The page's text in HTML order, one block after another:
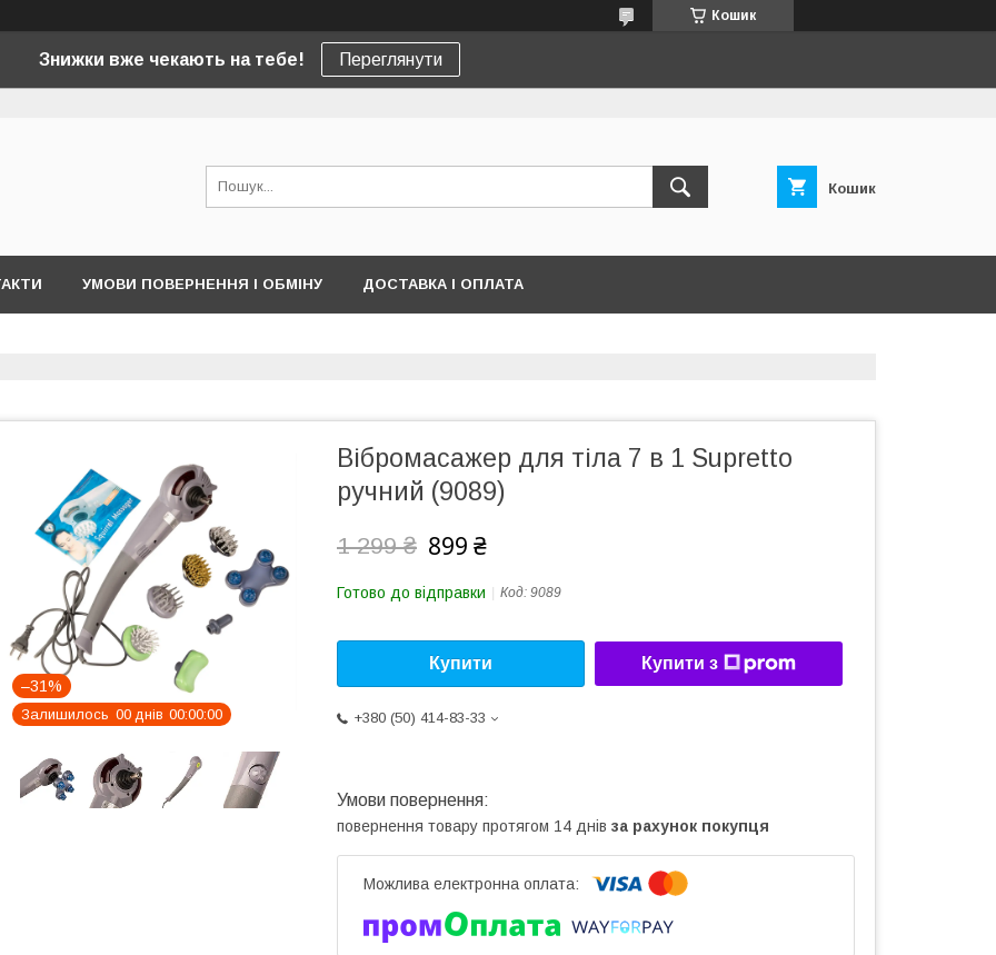
Кошик
Знижки вже чекають на тебе! Переглянути
Кошик
УМОВИ ПОВЕРНЕННЯ І ОБМІНУ ДОСТАВКА І ОПЛАТА
–31%
Залишилось 00 днів 00 00 00
Вібромасажер для тіла 7 в 1 Supretto
ручний (9089)
1 299 ₴ 899 ₴
Готово до відправки Код: 9089
Купити Купити з
+380 (50) 414-83-33
повернення товару протягом 14 днів за рахунок покупця